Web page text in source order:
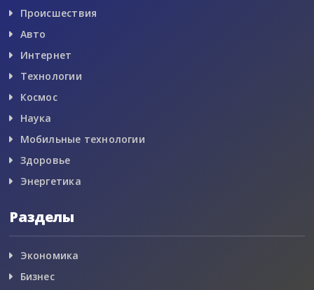
Происшествия
Авто
Интернет
Технологии
Космос
Наука
Мобильные технологии
Здоровье
Энергетика
Разделы
Экономика
Бизнес